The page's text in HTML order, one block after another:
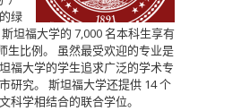
绿
斯坦福大学的 7,000 名本科生享有
生比例。
虽然最受欢迎的专业是
福大学的学生追求广泛的学术专
研究。
斯坦福大学还提供 14 个
科学相结合的联合学位。